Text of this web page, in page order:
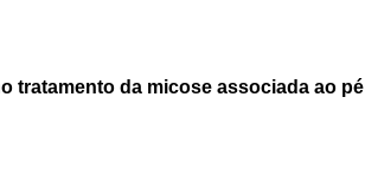
tratamento da micose associada ao pé